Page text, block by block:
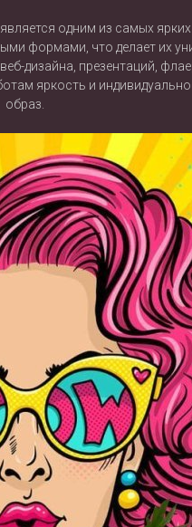
одним из самых
формами, что делает их
дизайна, презентаций,
яркость и
образ.